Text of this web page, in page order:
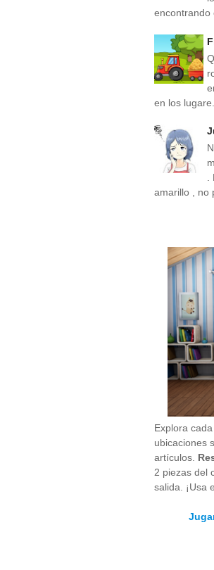
encontrando
en los lugare...
amarillo , no
Explora
ubicaciones
artículos.
2 piezas del
salida. ¡Usa